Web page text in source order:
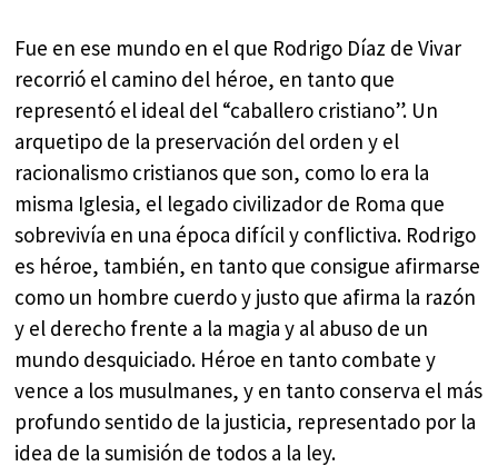
Fue en ese mundo en el que Rodrigo Díaz de Vivar
recorrió el camino del héroe, en tanto que
representó el ideal del “caballero cristiano”. Un
arquetipo de la preservación del orden y el
racionalismo cristianos que son, como lo era la
misma Iglesia, el legado civilizador de Roma que
sobrevivía en una época difícil y conflictiva. Rodrigo
es héroe, también, en tanto que consigue afirmarse
como un hombre cuerdo y justo que afirma la razón
y el derecho frente a la magia y al abuso de un
mundo desquiciado. Héroe en tanto combate y
vence a los musulmanes, y en tanto conserva el más
profundo sentido de la justicia, representado por la
idea de la sumisión de todos a la ley.